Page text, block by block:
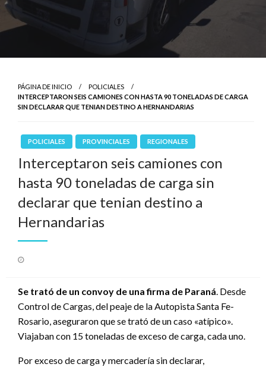
PÁGINA DE INICIO
POLICIALES
INTERCEPTARON SEIS CAMIONES CON HASTA 90 TONELADAS DE CARGA
SIN DECLARAR QUE TENIAN DESTINO A HERNANDARIAS
POLICIALES PROVINCIALES REGIONALES
Interceptaron seis camiones con
hasta 90 toneladas de carga sin
declarar que tenian destino a
Hernandarias
Se trató de un convoy de una firma de Paraná. Desde
Control de Cargas, del peaje de la Autopista Santa Fe-
Rosario, aseguraron que se trató de un caso «atípico».
Viajaban con 15 toneladas de exceso de carga, cada uno.
Por exceso de carga y mercadería sin declarar,